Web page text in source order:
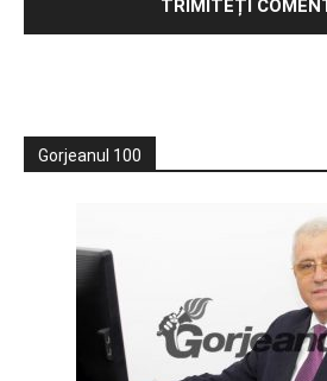
Gorjeanul 100